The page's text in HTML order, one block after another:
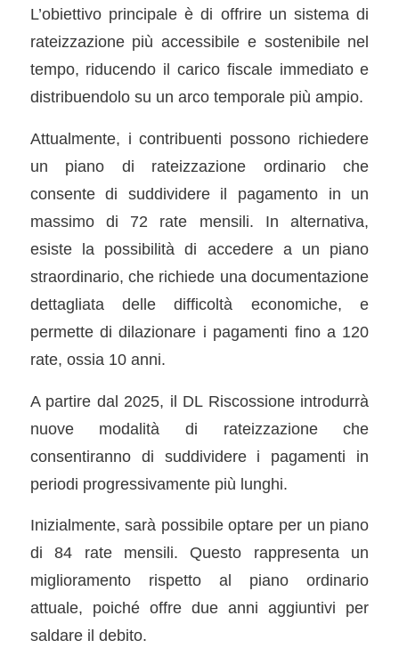
L’obiettivo principale è di offrire un sistema di
rateizzazione più accessibile e sostenibile nel
tempo, riducendo il carico fiscale immediato e
distribuendolo su un arco temporale più ampio.
Attualmente, i contribuenti possono richiedere
un piano di rateizzazione ordinario che
consente di suddividere il pagamento in un
massimo di 72 rate mensili. In alternativa,
esiste la possibilità di accedere a un piano
straordinario, che richiede una documentazione
dettagliata delle difficoltà economiche, e
permette di dilazionare i pagamenti fino a 120
rate, ossia 10 anni.
A partire dal 2025, il DL Riscossione introdurrà
nuove modalità di rateizzazione che
consentiranno di suddividere i pagamenti in
periodi progressivamente più lunghi.
Inizialmente, sarà possibile optare per un piano
di 84 rate mensili. Questo rappresenta un
miglioramento rispetto al piano ordinario
attuale, poiché offre due anni aggiuntivi per
saldare il debito.